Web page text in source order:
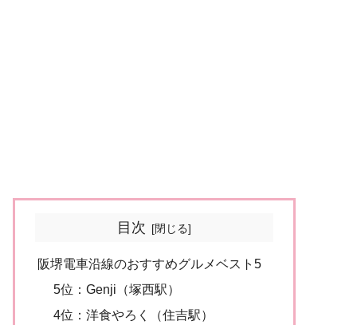
目次
阪堺電車沿線のおすすめグルメベスト5
5位：Genji（塚西駅）
4位：洋食やろく（住吉駅）